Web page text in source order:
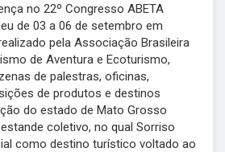
no 22º Congresso ABETA
de 03 a 06 de setembro em
pela Associação Brasileira
de Aventura e Ecoturismo,
de palestras, oficinas,
de produtos e destinos
do estado de Mato Grosso
coletivo, no qual Sorriso
como destino turístico voltado ao